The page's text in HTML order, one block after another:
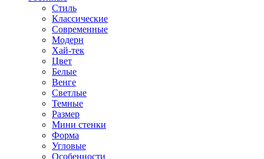
Стиль
Классические
Современные
Модерн
Хай-тек
Цвет
Белые
Венге
Светлые
Темные
Размер
Мини стенки
Форма
Угловые
Особенности